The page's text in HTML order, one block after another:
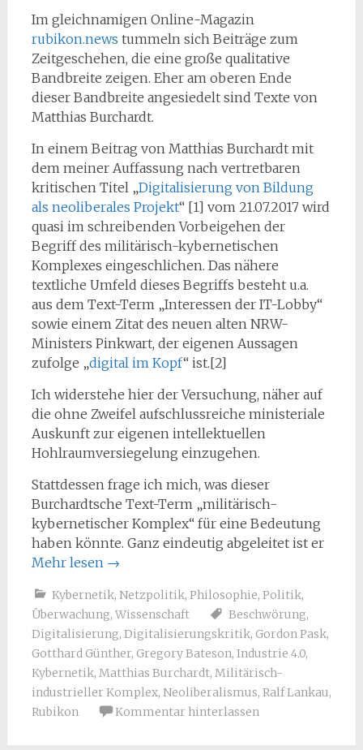
Im gleichnamigen Online-Magazin
rubikon.news tummeln sich Beiträge zum
Zeitgeschehen, die eine große qualitative
Bandbreite zeigen. Eher am oberen Ende
dieser Bandbreite angesiedelt sind Texte von
Matthias Burchardt.
In einem Beitrag von Matthias Burchardt mit
dem meiner Auffassung nach vertretbaren
kritischen Titel „Digitalisierung von Bildung
als neoliberales Projekt“ [1] vom 21.07.2017 wird
quasi im schreibenden Vorbeigehen der
Begriff des militärisch-kybernetischen
Komplexes eingeschlichen. Das nähere
textliche Umfeld dieses Begriffs besteht u.a.
aus dem Text-Term „Interessen der IT-Lobby“
sowie einem Zitat des neuen alten NRW-
Ministers Pinkwart, der eigenen Aussagen
zufolge „digital im Kopf“ ist.[2]
Ich widerstehe hier der Versuchung, näher auf
die ohne Zweifel aufschlussreiche ministeriale
Auskunft zur eigenen intellektuellen
Hohlraumversiegelung einzugehen.
Stattdessen frage ich mich, was dieser
Burchardtsche Text-Term „militärisch-
kybernetischer Komplex“ für eine Bedeutung
haben könnte. Ganz eindeutig abgeleitet ist er
Mehr lesen →
Kybernetik, Netzpolitik, Philosophie, Politik,
Überwachung, Wissenschaft Beschwörung,
Digitalisierung, Digitalisierungskritik, Gordon Pask,
Gotthard Günther, Gregory Bateson, Industrie 4.0,
Kybernetik, Matthias Burchardt, Militärisch-
industrieller Komplex, Neoliberalismus, Ralf Lankau,
Rubikon
Kommentar hinterlassen